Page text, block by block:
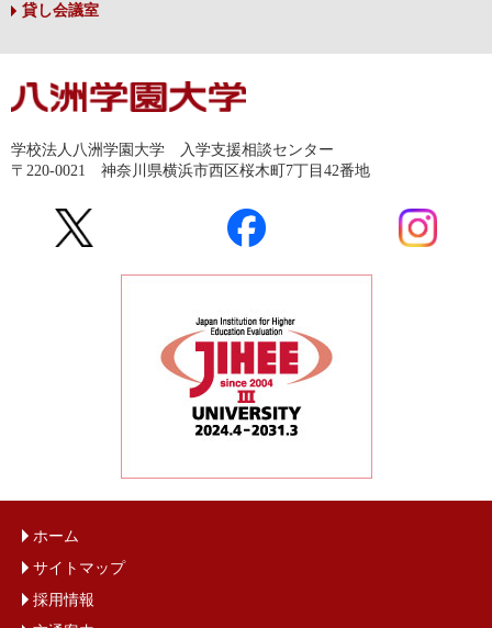
貸し会議室
学校法人八洲学園大学 入学支援相談センター
〒220-0021 神奈川県横浜市西区桜木町7丁目42番地
ホーム
サイトマップ
採用情報